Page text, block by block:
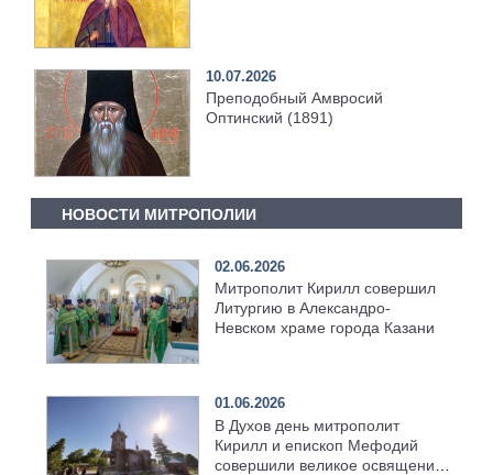
10.07.2026
Преподобный Амвросий
Оптинский (1891)
НОВОСТИ МИТРОПОЛИИ
02.06.2026
Митрополит Кирилл совершил
Литургию в Александро-
Невском храме города Казани
01.06.2026
В Духов день митрополит
Кирилл и епископ Мефодий
совершили великое освящение